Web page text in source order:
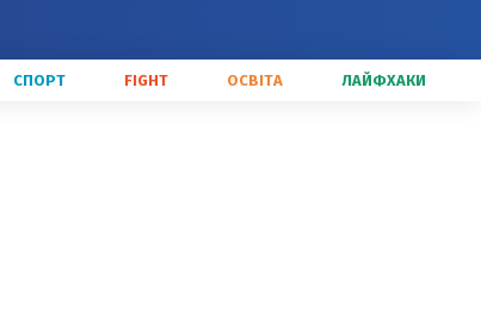
СПОРТ FIGHT ОСВІТА ЛАЙФХАКИ